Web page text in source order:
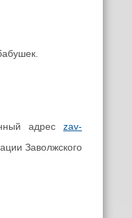
адрес zav-
Заволжского